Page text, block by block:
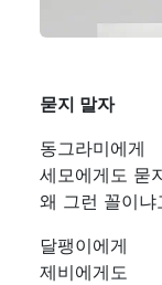
묻지 말자
동그라미에게
세모에게도 묻
왜 그런 꼴이냐
달팽이에게
제비에게도